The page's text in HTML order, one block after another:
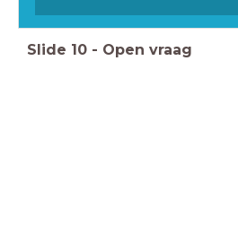
Slide 10 - Open vraag